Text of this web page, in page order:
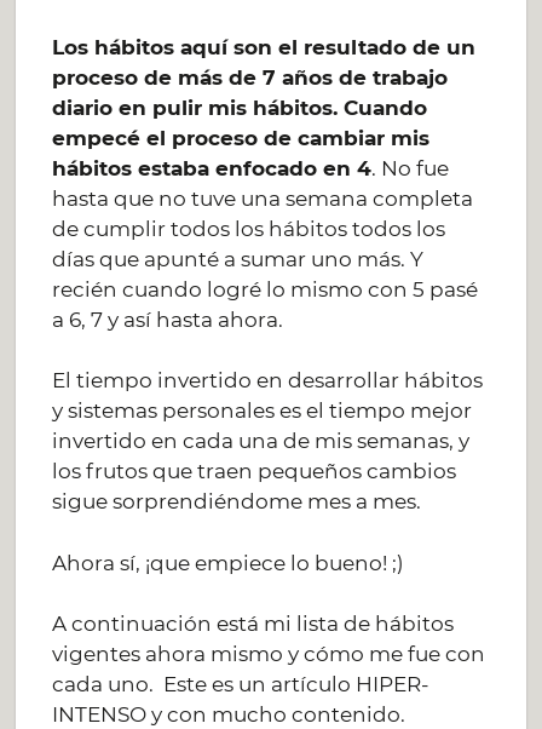
Los hábitos aquí son el resultado de un
proceso de más de 7 años de trabajo
diario en pulir mis hábitos. Cuando
empecé el proceso de cambiar mis
hábitos estaba enfocado en 4. No fue
hasta que no tuve una semana completa
de cumplir todos los hábitos todos los
días que apunté a sumar uno más. Y
recién cuando logré lo mismo con 5 pasé
a 6, 7 y así hasta ahora.
El tiempo invertido en desarrollar hábitos
y sistemas personales es el tiempo mejor
invertido en cada una de mis semanas, y
los frutos que traen pequeños cambios
sigue sorprendiéndome mes a mes.
Ahora sí, ¡que empiece lo bueno! ;)
A continuación está mi lista de hábitos
vigentes ahora mismo y cómo me fue con
cada uno. Este es un artículo HIPER-
INTENSO y con mucho contenido.